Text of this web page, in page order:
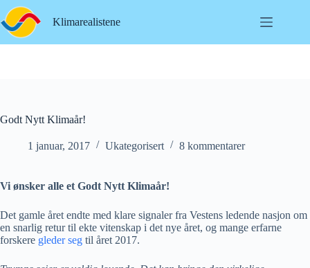
Hopp
til
innholdet
Klimarealistene
Godt Nytt Klimaår!
1 januar, 2017 Ukategorisert 8 kommentarer
Vi ønsker alle et Godt Nytt Klimaår!
Det gamle året endte med klare signaler fra Vestens ledende nasjon om
en snarlig retur til ekte vitenskap i det nye året, og mange erfarne
forskere gleder seg til året 2017.